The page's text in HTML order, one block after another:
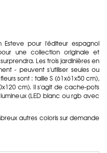
Esteve pour l'éditeur espagnol
une collection originale et
Les trois jardinières en
- peuvent s'utiliser seules ou
sont : taille S (61x61x50 cm),
cm). Il s'agit de cache-pots
(LED blanc ou rgb avec
autres coloris sur demande